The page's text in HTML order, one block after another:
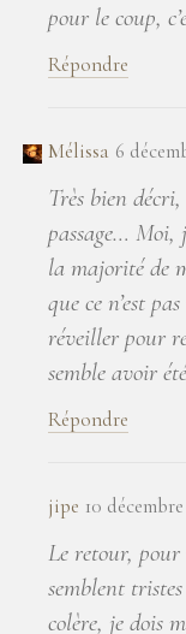
pour le coup,
Répondre
Mélissa 6
Très bien
passage… Moi,
la majorité de
que ce n’est
réveiller pour
semble avoir
Répondre
jipe 10 décembre
Le retour, pour
semblent tristes
colère, je dois